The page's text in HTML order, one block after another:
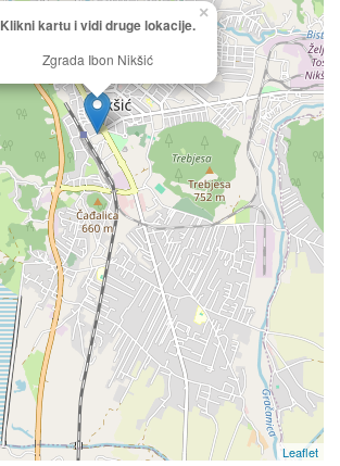
Klikni kartu i vidi druge lokacije.
Zgrada Ibon Nikšić
×
Leaflet